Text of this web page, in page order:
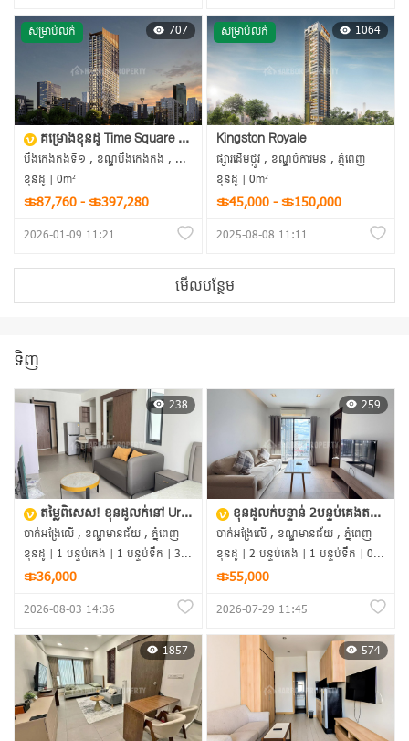
សម្រាប់លក់ 707
គម្រោងខុនដូ Time Square 9: The Gatsby Residence បឹងកេងកង១
បឹងកេងកងទី១ , ខណ្ឌបឹងកេងកង , ភ្នំពេញ
ខុនដូ | 0m²
＄87,760 - ＄397,280
2026-01-09 11:21
សម្រាប់លក់ 1064
Kingston Royale
ផ្សារដើមថ្កូវ , ខណ្ឌចំការមន , ភ្នំពេញ
ខុនដូ | 0m²
＄45,000 - ＄150,000
2025-08-08 11:11
មើលបន្ថែម
ទិញ
238
តម្លៃពិសេស! ខុនដូលក់នៅ Urban Village Phase II | ជិត AEON 3
ចាក់អង្រែលើ , ខណ្ឌមានជ័យ , ភ្នំពេញ
ខុនដូ | 1 បន្ទប់គេង | 1 បន្ទប់ទឹក | 38m²
＄36,000
2026-08-03 14:36
259
ខុនដូលក់បន្ទាន់ 2បន្ទប់គេងតម្លៃ ក្រោមទីផ្សារ – នៅ Urban Village គម្រោងទី ១!
ចាក់អង្រែលើ , ខណ្ឌមានជ័យ , ភ្នំពេញ
ខុនដូ | 2 បន្ទប់គេង | 1 បន្ទប់ទឹក | 0m²
＄55,000
2026-07-29 11:45
1857 574